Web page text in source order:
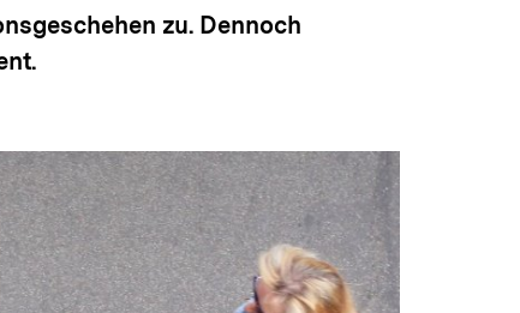
zu. Dennoch